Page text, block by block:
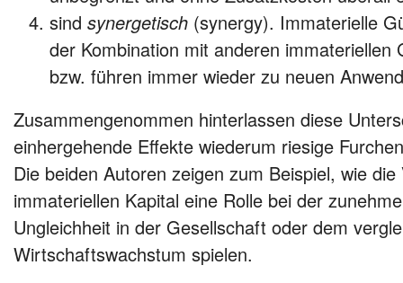
sind synergetisch (synergy). Immaterielle
der Kombination mit anderen immateriellen
bzw. führen immer wieder zu neuen
Zusammengenommen hinterlassen diese
einhergehende Effekte wiederum riesige
Die beiden Autoren zeigen zum Beispiel, wie
immateriellen Kapital eine Rolle bei der
Ungleichheit in der Gesellschaft oder dem
Wirtschaftswachstum spielen.